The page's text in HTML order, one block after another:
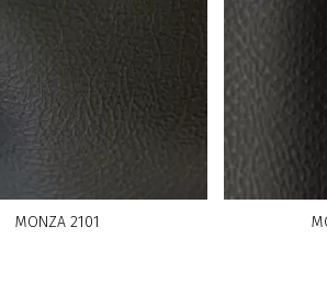
MONZA 2101